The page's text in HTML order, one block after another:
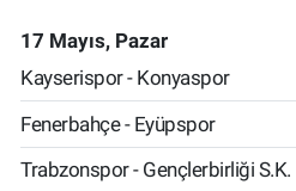
17 Mayıs, Pazar
Kayserispor - Konyaspor
Fenerbahçe - Eyüpspor
Trabzonspor - Gençlerbirliği S.K.